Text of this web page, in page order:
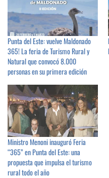
Punta del Este: vuelve Maldonado
365! La feria de Turismo Rural y
Natural que convocó 8.000
personas en su primera edición
Ministro Menoni inauguró Feria
“365” en Punta del Este: una
propuesta que impulsa el turismo
rural todo el año